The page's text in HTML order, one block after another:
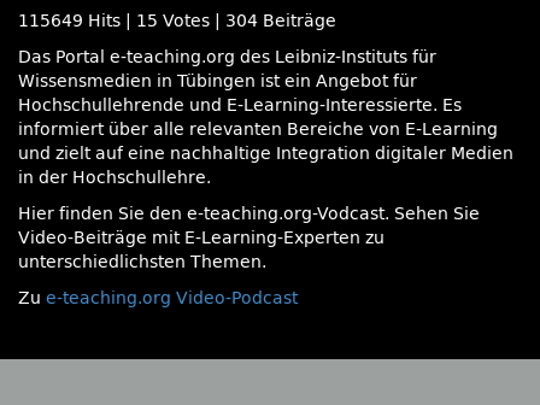
115649 Hits
15 Votes
304 Beiträge
Das Portal e-teaching.org des Leibniz-Instituts für
Wissensmedien in Tübingen ist ein Angebot für
Hochschullehrende und E-Learning-Interessierte. Es
informiert über alle relevanten Bereiche von E-Learning
und zielt auf eine nachhaltige Integration digitaler Medien
in der Hochschullehre.
Hier finden Sie den e-teaching.org-Vodcast. Sehen Sie
Video-Beiträge mit E-Learning-Experten zu
unterschiedlichsten Themen.
Zu e-teaching.org Video-Podcast